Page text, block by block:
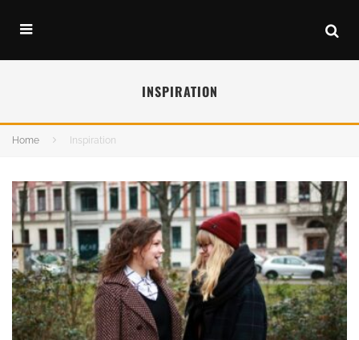
INSPIRATION
Home Inspiration